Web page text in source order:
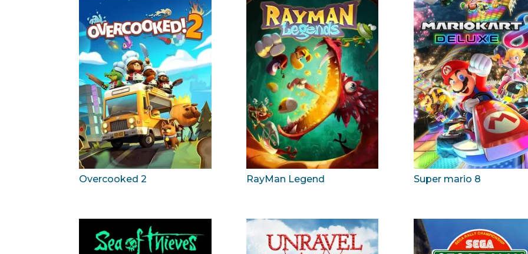
Overcooked 2 RayMan Legend Super mario 8